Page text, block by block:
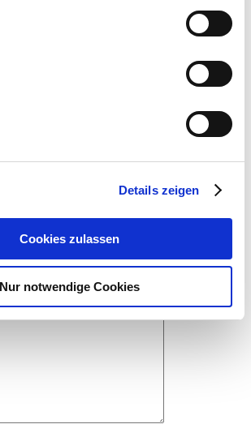
Details zeigen
Cookies zulassen
Nur notwendige Cookies
und wir übernehmen den Rest
schreiben Sie uns